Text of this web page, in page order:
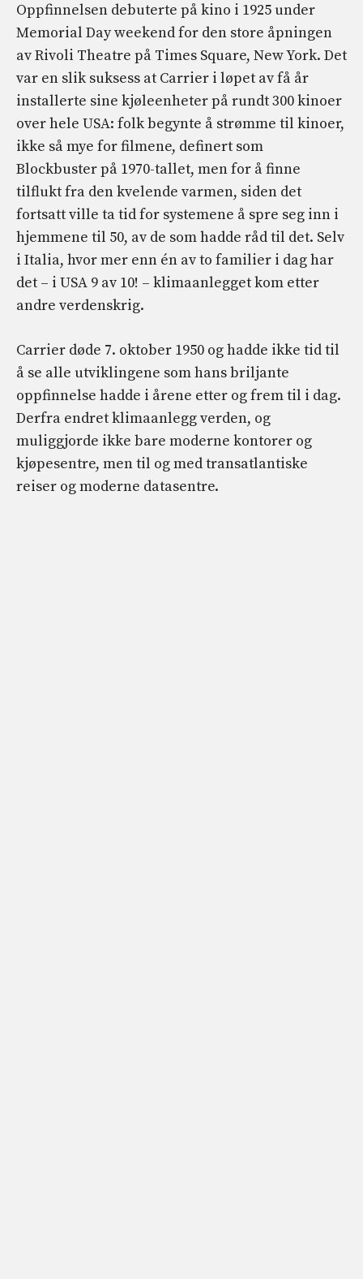
Oppfinnelsen debuterte på kino i 1925 under
Memorial Day weekend for den store åpningen
av Rivoli Theatre på Times Square, New York. Det
var en slik suksess at Carrier i løpet av få år
installerte sine kjøleenheter på rundt 300 kinoer
over hele USA: folk begynte å strømme til kinoer,
ikke så mye for filmene, definert som
Blockbuster på 1970-tallet, men for å finne
tilflukt fra den kvelende varmen, siden det
fortsatt ville ta tid for systemene å spre seg inn i
hjemmene til 50, av de som hadde råd til det. Selv
i Italia, hvor mer enn én av to familier i dag har
det – i USA 9 av 10! – klimaanlegget kom etter
andre verdenskrig.
Carrier døde 7. oktober 1950 og hadde ikke tid til
å se alle utviklingene som hans briljante
oppfinnelse hadde i årene etter og frem til i dag.
Derfra endret klimaanlegg verden, og
muliggjorde ikke bare moderne kontorer og
kjøpesentre, men til og med transatlantiske
reiser og moderne datasentre.